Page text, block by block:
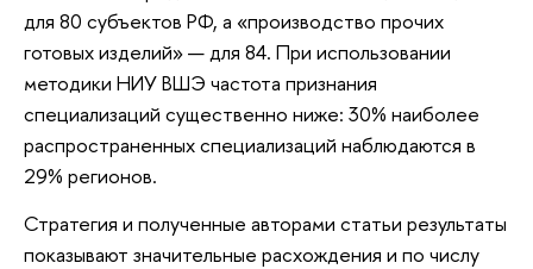
для 80 субъектов РФ, а «производство прочих
готовых изделий» — для 84. При использовании
методики НИУ ВШЭ частота признания
специализаций существенно ниже: 30% наиболее
распространенных специализаций наблюдаются в
29% регионов.
Стратегия и полученные авторами статьи результаты
показывают значительные расхождения и по числу